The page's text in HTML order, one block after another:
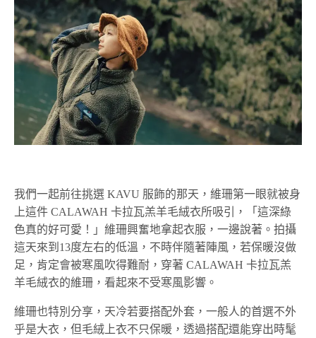
我們一起前往挑選 KAVU 服飾的那天，維珊第一眼就被身
上這件 CALAWAH 卡拉瓦羔羊毛絨衣所吸引，「這深綠
色真的好可愛！」維珊興奮地拿起衣服，一邊說著。拍攝
這天來到13度左右的低溫，不時伴隨著陣風，若保暖沒做
足，肯定會被寒風吹得難耐，穿著 CALAWAH 卡拉瓦羔
羊毛絨衣的維珊，看起來不受寒風影響。
維珊也特別分享，天冷若要搭配外套，一般人的首選不外
乎是大衣，但毛絨上衣不只保暖，透過搭配還能穿出時髦